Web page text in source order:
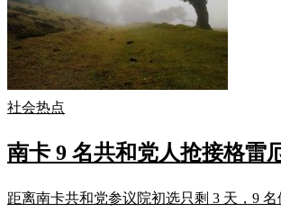
社会热点
南卡 9 名共和党人抢接格雷
距离南卡共和党参议院初选只剩 3 天，9 名